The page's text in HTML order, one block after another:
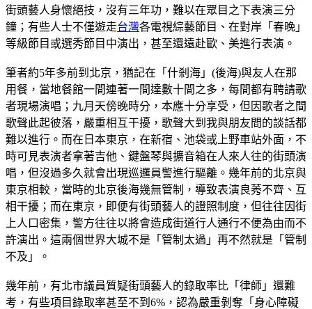
街頭藝人身懷絕技，沒有三年功，難以在眾目之下表演三分
鐘；有些人士不僅遊走台灣各電視綜藝節目、在對岸「春晚」
等級節目或選秀節目中演出，甚至還遠赴歐、美進行表演。
筆者約5年多前到北京，猶記在「什剎海」(後海)與友人在那
用餐，當地餐館一間連著一間達數十間之多，每間都有聘請歌
者現場演唱；九月天傍晚時分，本應十分享受，但因歌者之間
歌聲此起彼落，嚴重相互干擾，歌聲大到我與朋友間的談話都
難以進行。而在日本東京，在新宿、池袋或上野車站外面，不
時可見表演者拿著吉他、鍵盤琴與擴音箱在人來人往的街頭演
唱，但沒過多久就會出現巡邏員警進行驅離。幾年前的北京與
東京相較，當時的北京後海幾無管制，導致表演良莠不齊、互
相干擾；而在東京，即便有街頭藝人的證照制度，但往往因街
上人口密集，警方往往以將會造成街道行人通行不便為由而不
許演出。這兩個世界大城不是「管制太過」再不然就是「管制
不及」。
幾年前，有北市議員質疑街頭藝人的錄取率比「律師」還難
考，有些項目錄取率甚至不到6%，認為嚴重剝奪「身心障礙